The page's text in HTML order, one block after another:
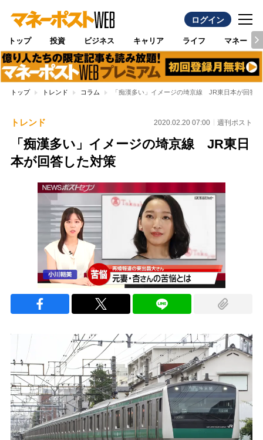
ログイン
トップ 投資 ビジネス キャリア ライフ マネー
トップ トレンド コラム 「痴漢多い」イメージの埼京線 JR東日本が回答
トレンド 2020.02.20 07:00 週刊ポスト
「痴漢多い」イメージの埼京線 JR東日
本が回答した対策